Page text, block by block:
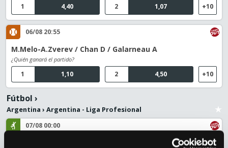
4,40
1 1,07
2 +10
06/08 20:55
M.Melo-A.Zverev / Chan D / Galarneau A
¿Quién ganará el partido?
1,10
1 4,50
2 +10
Fútbol ›
Argentina › Argentina - Liga Profesional
07/08 00:00